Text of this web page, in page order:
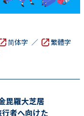
简体字 ／
繁體字
毘羅大芝居
者へ向けた